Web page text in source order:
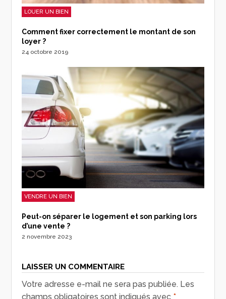
LOUER UN BIEN
Comment fixer correctement le montant de son
loyer ?
24 octobre 2019
VENDRE UN BIEN
Peut-on séparer le logement et son parking lors
d’une vente ?
2 novembre 2023
LAISSER UN COMMENTAIRE
Votre adresse e-mail ne sera pas publiée. Les
champs obligatoires sont indiqués avec *